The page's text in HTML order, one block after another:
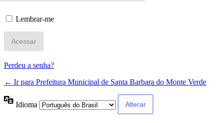
Lembrar-me
Perdeu a senha?
← Ir para Prefeitura Municipal de Santa Barbara do Monte Verde
Idioma